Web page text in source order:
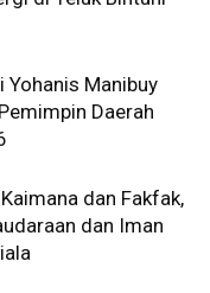
Yohanis Manibuy
Daerah
dan Fakfak,
dan Iman